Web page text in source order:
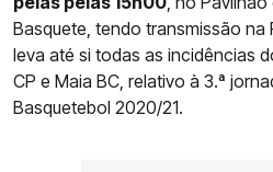
Basquete, tendo transmissão na
leva até si todas as incidências
CP e Maia BC, relativo à 3.ª
Basquetebol 2020/21.